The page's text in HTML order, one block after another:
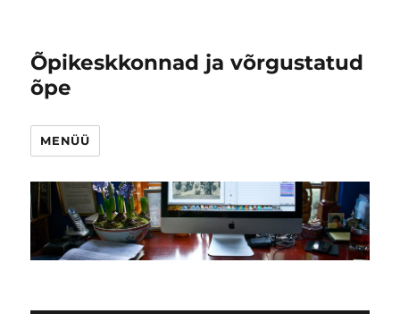
Õpikeskkonnad ja võrgustatud
õpe
MENÜÜ